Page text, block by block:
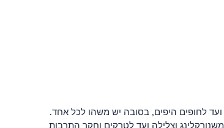
לחופים היפים, בסובה יש משהו לכל אחד.
וצלילה ועד לטרקים וחקר התרבות